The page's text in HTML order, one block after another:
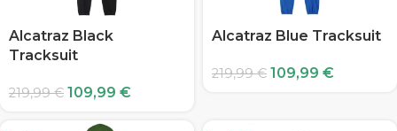
Alcatraz Black
Tracksuit
219,99€ 109,99 €
Alcatraz Blue Tracksuit
219,99€ 109,99 €